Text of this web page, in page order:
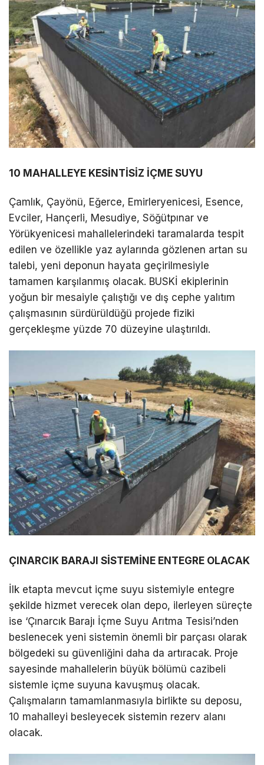
10 MAHALLEYE KESİNTİSİZ İÇME SUYU
Çamlık, Çayönü, Eğerce, Emirleryenicesi, Esence,
Evciler, Hançerli, Mesudiye, Söğütpınar ve
Yörükyenicesi mahallelerindeki taramalarda tespit
edilen ve özellikle yaz aylarında gözlenen artan su
talebi, yeni deponun hayata geçirilmesiyle
tamamen karşılanmış olacak. BUSKİ ekiplerinin
yoğun bir mesaiyle çalıştığı ve dış cephe yalıtım
çalışmasının sürdürüldüğü projede fiziki
gerçekleşme yüzde 70 düzeyine ulaştırıldı.
ÇINARCIK BARAJI SİSTEMİNE ENTEGRE OLACAK
İlk etapta mevcut içme suyu sistemiyle entegre
şekilde hizmet verecek olan depo, ilerleyen süreçte
ise ‘Çınarcık Barajı İçme Suyu Arıtma Tesisi’nden
beslenecek yeni sistemin önemli bir parçası olarak
bölgedeki su güvenliğini daha da artıracak. Proje
sayesinde mahallelerin büyük bölümü cazibeli
sistemle içme suyuna kavuşmuş olacak.
Çalışmaların tamamlanmasıyla birlikte su deposu,
10 mahalleyi besleyecek sistemin rezerv alanı
olacak.